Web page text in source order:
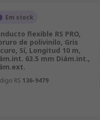
Em stock
flexible RS PRO,
de polivinilo, Gris
Sí, Longitud 10 m,
63.5 mm Diám.int.,
RS 136-9479